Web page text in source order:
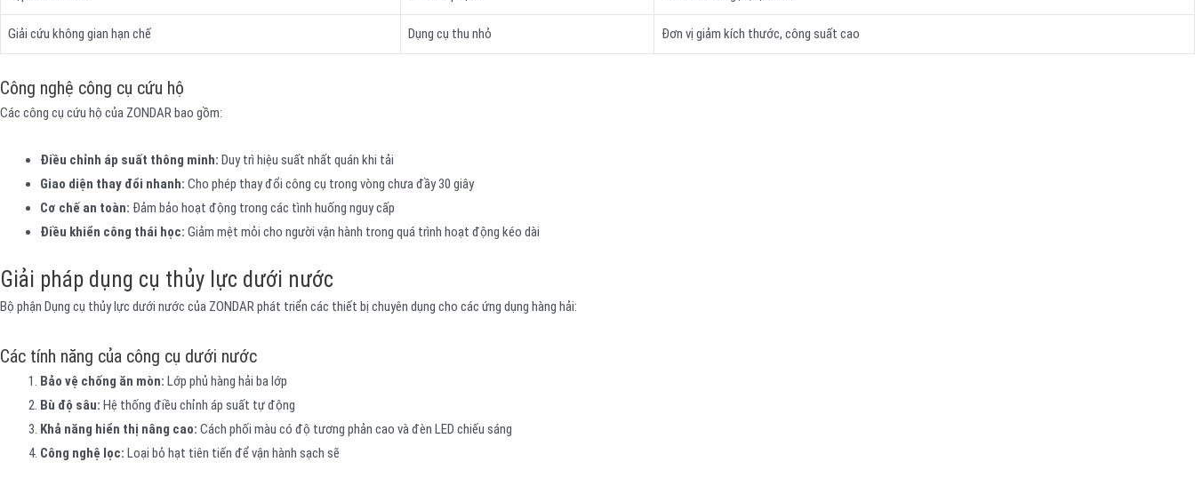
Giải cứu không gian hạn chế Dụng cụ thu nhỏ Đơn vị giảm kích thước, công suất cao
Công nghệ công cụ cứu hộ
Các công cụ cứu hộ của ZONDAR bao gồm:
Điều chỉnh áp suất thông minh: Duy trì hiệu suất nhất quán khi tải
Giao diện thay đổi nhanh: Cho phép thay đổi công cụ trong vòng chưa đầy 30 giây
Cơ chế an toàn: Đảm bảo hoạt động trong các tình huống nguy cấp
Điều khiển công thái học: Giảm mệt mỏi cho người vận hành trong quá trình hoạt động kéo dài
Giải pháp dụng cụ thủy lực dưới nước
Bộ phận Dụng cụ thủy lực dưới nước của ZONDAR phát triển các thiết bị chuyên dụng cho các ứng dụng hàng hải:
Các tính năng của công cụ dưới nước
Bảo vệ chống ăn mòn: Lớp phủ hàng hải ba lớp
Bù độ sâu: Hệ thống điều chỉnh áp suất tự động
Khả năng hiển thị nâng cao: Cách phối màu có độ tương phản cao và đèn LED chiếu sáng
Công nghệ lọc: Loại bỏ hạt tiên tiến để vận hành sạch sẽ